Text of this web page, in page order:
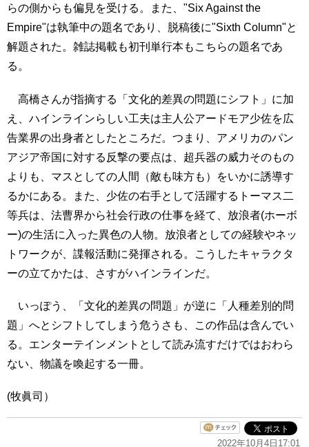
らの側からも偏見を受ける。また、"Six Against the
Empire"は執筆中の題名であり、脱稿後に"Sixth Column"と
解題された。雑誌掲載も初刊単行本もこちらの題名であ
る。
高橋さんが指摘する「文化的差異の問題にシフト」に加
え、ハインラインらしい工夫は主人公アードモア少佐を広
告業界の出身者としたところだ。つまり、アメリカのパン
アジア帝国に対する反撃の要点は、超兵器の威力そのもの
よりも、マスとしての人間（敵も味方も）をいかに誘導す
るかにある。また、少佐の右手として活躍するトーマス二
等兵は、法曹界から社会行政の仕事を経て、放浪者(ホーボ
ー)の生活に入った異色の人物。放浪者としての経験やネッ
トワークが、諜報活動に発揮される。こうしたキャラクタ
ーの立てかたは、さすがハインラインだ。
いっぽう、「文化的差異の問題」が逆に「人種差別的問
題」へとシフトしてしまう危うさも、この作品は含んでい
る。エンターテインメントとして読み流すだけではおわら
ない、物議を喚起する一冊。
(牧眞司）
2022年10月4日17:01